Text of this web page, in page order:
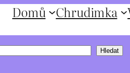
Domů Chrudimka
Hledat